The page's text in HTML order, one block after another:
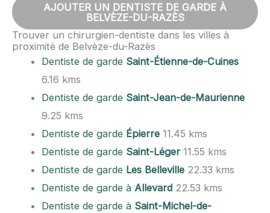
AJOUTER UN DENTISTE DE GARDE À
BELVÈZE-DU-RAZÈS
Trouver un chirurgien-dentiste dans les villes à
proximité de Belvèze-du-Razès
Dentiste de garde Saint-Étienne-de-Cuines
6.16 kms
Dentiste de garde Saint-Jean-de-Maurienne
9.25 kms
Dentiste de garde Épierre 11.45 kms
Dentiste de garde Saint-Léger 11.55 kms
Dentiste de garde Les Belleville 22.33 kms
Dentiste de garde àAllevard 22.53 kms
Dentiste de garde à Saint-Michel-de-